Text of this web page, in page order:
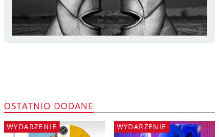
OSTATNIO DODANE
WYDARZENIE WYDARZENIE